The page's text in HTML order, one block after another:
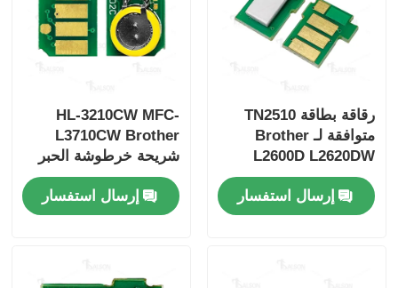
رقاقة بطاقة TN2510
متوافقة لـ Brother
L2600D L2620DW
L2640DN L2800DN
إرسال استفسار
HL-3210CW MFC-
L3710CW Brother
شريحة خرطوشة الحبر
TN223 TN227 NA
إرسال استفسار